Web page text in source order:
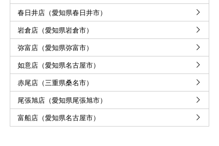
春日井店（愛知県春日井市）
岩倉店（愛知県岩倉市）
弥富店（愛知県弥富市）
如意店（愛知県名古屋市）
赤尾店（三重県桑名市）
尾張旭店（愛知県尾張旭市）
富船店（愛知県名古屋市）